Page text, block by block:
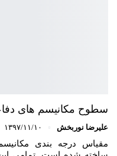
سطوح مکانیسم های
علیرضا نوربخش ۱۳۹۷/۱۱/۱۰